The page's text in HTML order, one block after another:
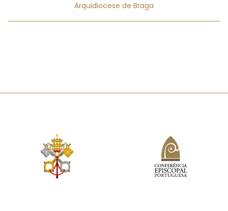
Arquidiocese de Braga